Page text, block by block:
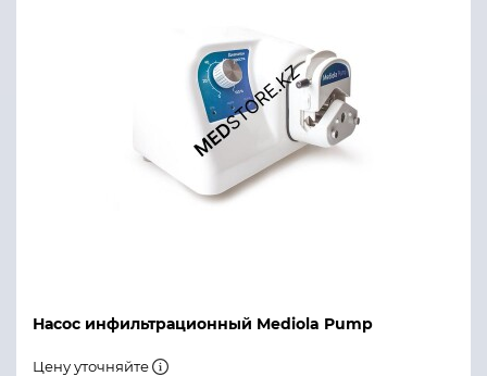
Насос инфильтрационный Mediola Pump
Цену уточняйте